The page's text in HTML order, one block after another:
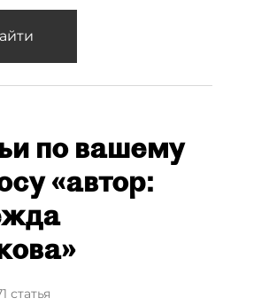
по вашему
«автор:
статья